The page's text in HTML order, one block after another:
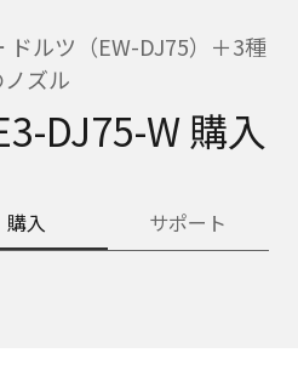
ドルツ（EW-DJ75）＋3種
ズル
DJ75-W 購入
購入 サポート